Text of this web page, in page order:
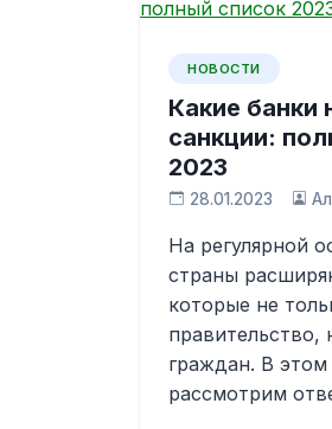
НОВОСТИ
Какие банки
санкции:
2023
28.01.2023
На регулярной
страны
которые не
правительство,
граждан. В
рассмотрим